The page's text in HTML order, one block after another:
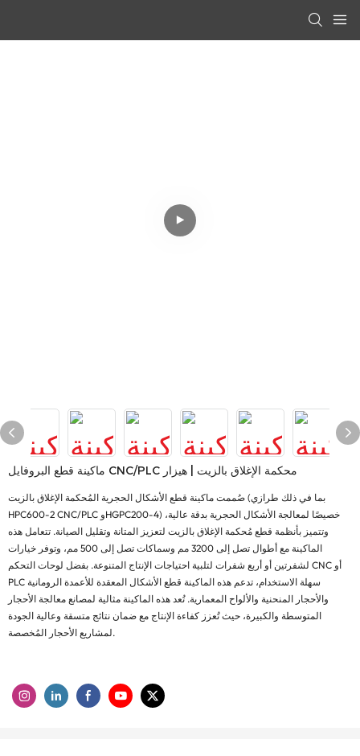
ماكينة قطع البروفايل CNC/PLC محكمة الإغلاق بالزيت | هيزار
صُممت ماكينة قطع الأشكال الحجرية المُحكمة الإغلاق بالزيت (بما في ذلك طرازي
HPC600-2 CNC/PLC وHGPC200-4) خصيصًا لمعالجة الأشكال الحجرية بدقة عالية،
وتتميز بأنظمة قطع مُحكمة الإغلاق بالزيت لتعزيز المتانة وتقليل الصيانة. تتعامل هذه
الماكينة مع أطوال تصل إلى 3200 مم وسماكات تصل إلى 500 مم، وتوفر خيارات
لشفرتين أو أربع شفرات لتلبية احتياجات الإنتاج المتنوعة. بفضل لوحات التحكم CNC أو
PLC سهلة الاستخدام، تدعم هذه الماكينة قطع الأشكال المعقدة للأعمدة الرومانية
والأحجار المنحنية والألواح المعمارية. تُعد هذه الماكينة مثالية لمصانع معالجة الأحجار
المتوسطة والكبيرة، حيث تُعزز كفاءة الإنتاج مع ضمان نتائج متسقة وعالية الجودة
لمشاريع الأحجار المُخصصة.